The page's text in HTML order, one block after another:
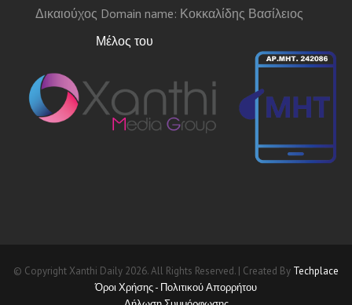
Δικαιούχος Domain name: Κοκκαλίδης Βασίλειος
Μέλος του
© Copyright Xanthi Daily 2026. All Rights Reserved. | Created By Techplace
Όροι Χρήσης - Πολιτικού Απορρήτου